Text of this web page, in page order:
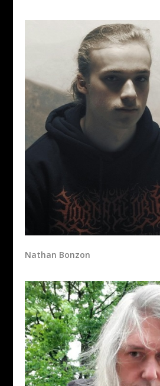
Nathan Bonzon